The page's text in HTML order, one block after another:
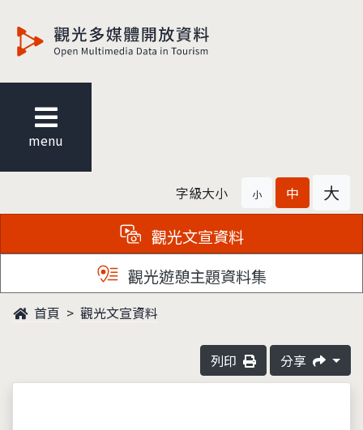
menu
字級大小 小 中 大
觀光文宣資料
觀光遊憩主題資料集
首頁 觀光文宣資料
列印 分享